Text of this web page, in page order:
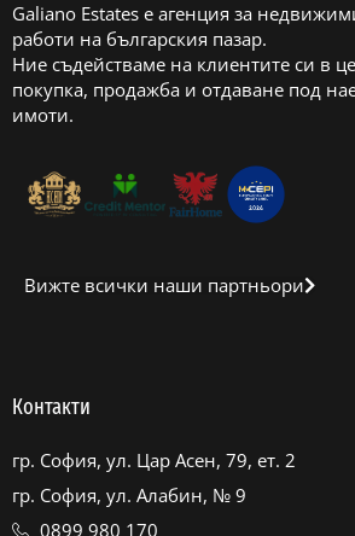
Galiano Estates е агенция за
работи на българския пазар.
Ние съдействаме на клиентите си в
покупка, продажба и отдаване под
имоти.
Вижте всички наши партньори
Контакти
гр. София, ул. Цар Асен, 79, ет. 2
гр. София, ул. Алабин, № 9
0899 980 170